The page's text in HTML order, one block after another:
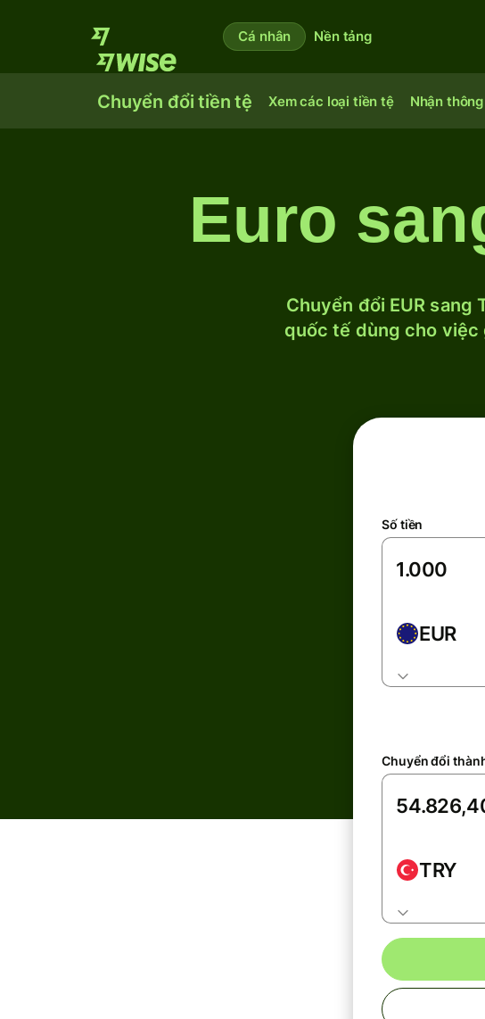
Cá nhân Nền tảng
Chuyển đổi tiền tệ Xem các loại tiền tệ Nhận
Euro
Chuyển đổi EUR sang
quốc tế dùng cho
Số tiền
EUR
Chuyển đổi
TRY